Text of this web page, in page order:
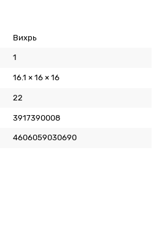
Вихрь
1
16.1 × 16 × 16
22
3917390008
4606059030690